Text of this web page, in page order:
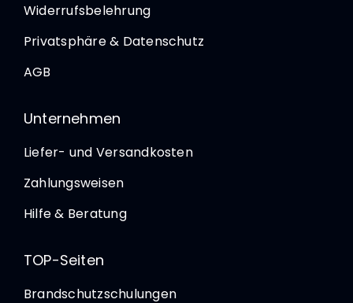
Widerrufsbelehrung
Privatsphäre & Datenschutz
AGB
Unternehmen
Liefer- und Versandkosten
Zahlungsweisen
Hilfe & Beratung
TOP-Seiten
Brandschutzschulungen